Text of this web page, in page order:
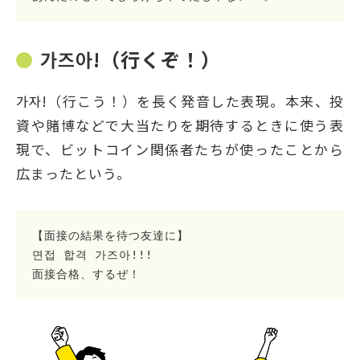
가즈아!（行くぞ！）
가자!（行こう！）を長く発音した表現。本来、投
資や賭博などで大当たりを期待するときに使う表
現で、ビットコイン関係者たちが使ったことから
広まったという。
【面接の結果を待つ友達に】
면접 합격 가즈아!!!
面接合格、するぜ！